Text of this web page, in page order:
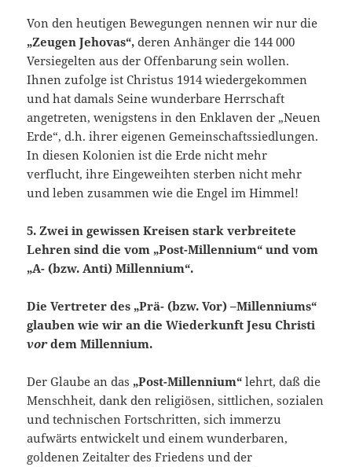
Von den heutigen Bewegungen nennen wir nur die
„Zeugen Jehovas“, deren Anhänger die 144 000
Versiegelten aus der Offenbarung sein wollen.
Ihnen zufolge ist Christus 1914 wiedergekommen
und hat damals Seine wunderbare Herrschaft
angetreten, wenigstens in den Enklaven der „Neuen
Erde“, d.h. ihrer eigenen Gemeinschaftssiedlungen.
In diesen Kolonien ist die Erde nicht mehr
verflucht, ihre Eingeweihten sterben nicht mehr
und leben zusammen wie die Engel im Himmel!
5. Zwei in gewissen Kreisen stark verbreitete
Lehren sind die vom „Post-Millennium“ und vom
„A- (bzw. Anti) Millennium“.
Die Vertreter des „Prä- (bzw. Vor) –Millenniums“
glauben wie wir an die Wiederkunft Jesu Christi
vordem Millennium.
Der Glaube an das „Post-Millennium“ lehrt, daß die
Menschheit, dank den religiösen, sittlichen, sozialen
und technischen Fortschritten, sich immerzu
aufwärts entwickelt und einem wunderbaren,
goldenen Zeitalter des Friedens und der